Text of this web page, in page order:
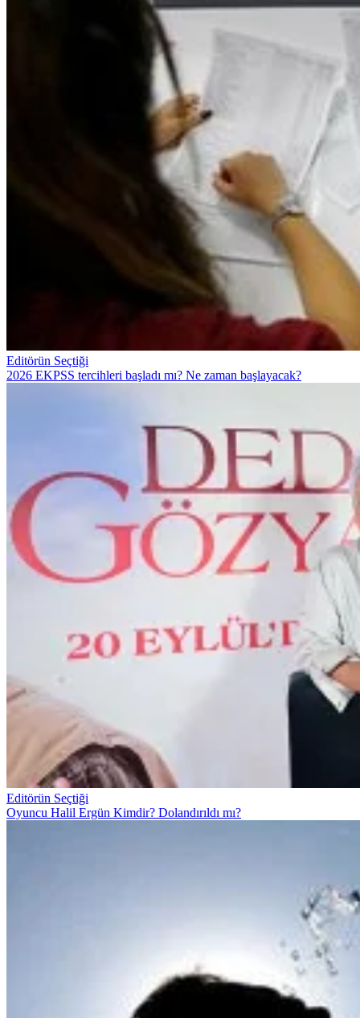
Editörün Seçtiği
2026 EKPSS tercihleri başladı mı? Ne zaman başlayacak?
Editörün Seçtiği
Oyuncu Halil Ergün Kimdir? Dolandırıldı mı?